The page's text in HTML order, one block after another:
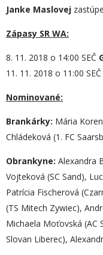
Janke Maslovej
Zápasy SR WA:
8. 11. 2018 o 14:00 SEČ
11. 11. 2018 o 11:00 SEČ
Nominované:
Brankárky: Mária
Chládeková (1. FC
Obrankyne: Alexandra
Vojteková (SC Sand),
Patrícia Fischerová
(TS Mitech Zywiec),
Michaela Moťovská (AC
Slovan Liberec),